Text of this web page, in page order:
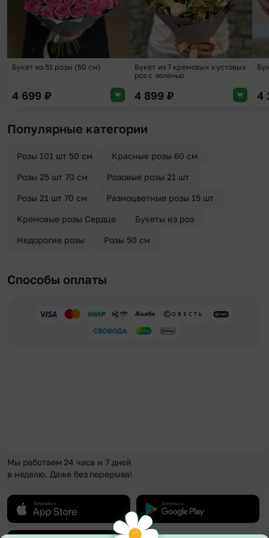
Букет из 51 розы (50 см)
4 699 ₽
Букет из 7 кремовых кустовых
роз с зеленью
4 899 ₽ 4
Популярные категории
Розы 101 шт 50 см Красные розы 60 см
Розы 25 шт 70 см Розовые розы 21 шт
Розы 21 шт 70 см Разноцветные розы 15 шт
Кремовые розы Сердце Букеты из роз
Недорогие розы Розы 50 см
Способы оплаты
Мы работаем 24 часа и 7 дней
в неделю. Даже без перерыва!